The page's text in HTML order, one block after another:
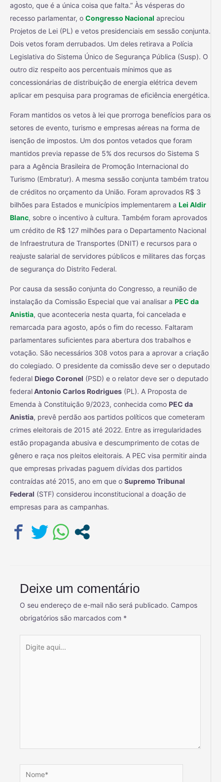
agosto, que é a única coisa que falta.” Às vésperas do
recesso parlamentar, o Congresso Nacional apreciou
Projetos de Lei (PL) e vetos presidenciais em sessão conjunta.
Dois vetos foram derrubados. Um deles retirava a Polícia
Legislativa do Sistema Único de Segurança Pública (Susp). O
outro diz respeito aos percentuais mínimos que as
concessionárias de distribuição de energia elétrica devem
aplicar em pesquisa para programas de eficiência energética.
Foram mantidos os vetos à lei que prorroga benefícios para os
setores de evento, turismo e empresas aéreas na forma de
isenção de impostos. Um dos pontos vetados que foram
mantidos previa repasse de 5% dos recursos do Sistema S
para a Agência Brasileira de Promoção Internacional do
Turismo (Embratur). A mesma sessão conjunta também tratou
de créditos no orçamento da União. Foram aprovados R$ 3
bilhões para Estados e municípios implementarem a Lei Aldir
Blanc, sobre o incentivo à cultura. Também foram aprovados
um crédito de R$ 127 milhões para o Departamento Nacional
de Infraestrutura de Transportes (DNIT) e recursos para o
reajuste salarial de servidores públicos e militares das forças
de segurança do Distrito Federal.
Por causa da sessão conjunta do Congresso, a reunião de
instalação da Comissão Especial que vai analisar a PEC da
Anistia, que aconteceria nesta quarta, foi cancelada e
remarcada para agosto, após o fim do recesso. Faltaram
parlamentares suficientes para abertura dos trabalhos e
votação. São necessários 308 votos para a aprovar a criação
do colegiado. O presidente da comissão deve ser o deputado
federal Diego Coronel (PSD) e o relator deve ser o deputado
federalAntonio Carlos Rodrigues (PL). A Proposta de
Emenda à Constituição 9/2023, conhecida como PEC da
Anistia, prevê perdão aos partidos políticos que cometeram
crimes eleitorais de 2015 até 2022. Entre as irregularidades
estão propaganda abusiva e descumprimento de cotas de
gênero e raça nos pleitos eleitorais. A PEC visa permitir ainda
que empresas privadas paguem dívidas dos partidos
contraídas até 2015, ano em que o Supremo Tribunal
Federal (STF) considerou inconstitucional a doação de
empresas para as campanhas.
Deixe um comentário
O seu endereço de e-mail não será publicado. Campos
obrigatórios são marcados com *